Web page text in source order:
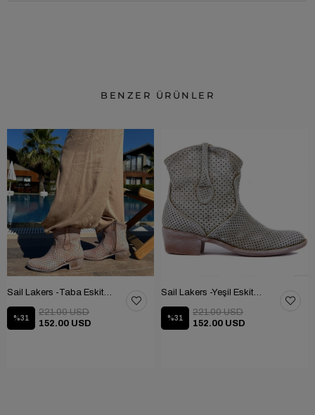
BENZER ÜRÜNLER
Sail Lakers -Taba Eskitmeli Yaz Botu 105-2500-VENUS
%31
152.00 USD
221.00 USD
Sail Lakers -Yeşil Eskitmeli Fermuarlı Yaz Botu 105-2500-VENUS
%31
152.00 USD
221.00 USD